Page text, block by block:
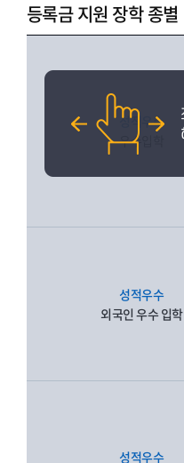
등록금 지원 장학 종별
성적우수
우수입학
성적우수
외국인 우수 입학
성적우수